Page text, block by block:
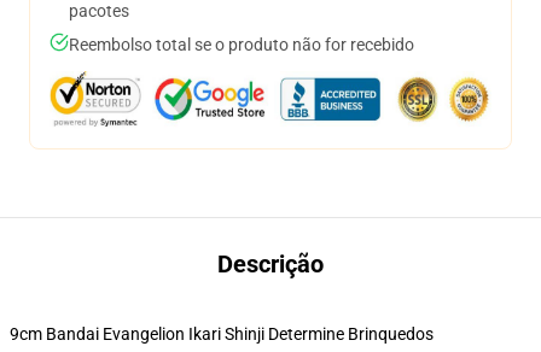
pacotes
Reembolso total se o produto não for recebido
Descrição
9cm Bandai Evangelion Ikari Shinji Determine Brinquedos